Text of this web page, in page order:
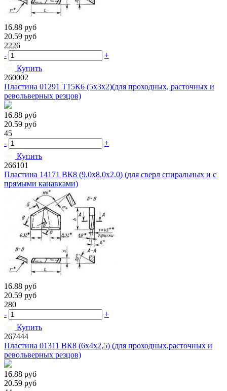
16.88 руб
20.59 руб
2226
-
+
Купить
260002
Пластина 01291 Т15К6 (5х3х2)(для проходных, расточных и
револьверных резцов)
16.88 руб
20.59 руб
45
-
+
Купить
266101
Пластина 14171 ВК8 (9.0х8.0х2.0) (для сверл спиральных и с
прямыми канавками)
16.88 руб
20.59 руб
280
-
+
Купить
267444
Пластина 01311 ВК8 (6х4х2,5) (для проходных,расточных и
револьверных резцов)
16.88 руб
20.59 руб